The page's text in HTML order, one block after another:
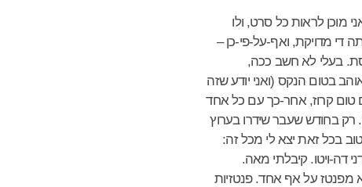
מוכן לראות כל סרט, ולו
די מדויקת, ואף-על-פי-כן –
בעלי לא חשב ככה,
בטום הנקס (ואני יודע שזה
קרוז, אחר-כך עם כל אחד
. רק בחודש שעבר שידרו בערוץ
בכל זאת יצא לי מכל זה:
דה-ויטו. קיבלתי מאה.
מפנטז על אף אחד. פנטזיות